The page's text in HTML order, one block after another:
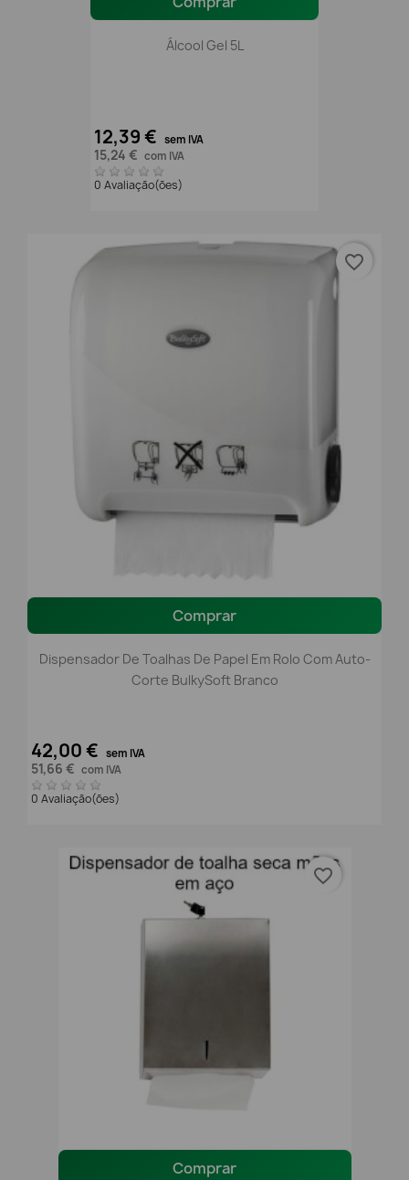
Álcool Gel 5L
12,39 € sem IVA
15,24 € com IVA
0 Avaliação(ões)
Comprar
Dispensador De Toalhas De Papel Em Rolo Com Auto-
Corte BulkySoft Branco
42,00 € sem IVA
51,66 € com IVA
0 Avaliação(ões)
favorite_border
Comprar
favorite_border